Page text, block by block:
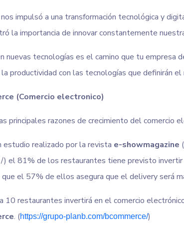
impulsó a una transformación tecnológica y
la importancia de innovar constantemente
nuevas tecnologías es el camino que tu
productividad con las tecnologías que definirán el
(Comercio electronico)
principales razones de crecimiento del comercio
estudio realizado por la revista e-showmagazine
el 81% de los restaurantes tiene previsto invertir
el 57% de ellos asegura que el delivery será
10 restaurantes invertirá en el comercio
. (https://grupo-planb.com/bcommerce/)